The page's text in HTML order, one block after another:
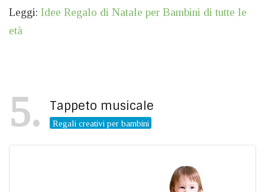
Leggi: Idee Regalo di Natale per Bambini di tutte le
età
5 Tappeto musicale
Regali creativi per bambini